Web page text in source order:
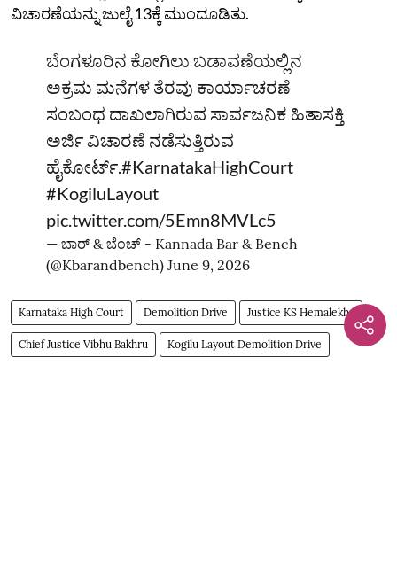
ವಿಚಾರಣೆಯನ್ನು ಜುಲೈ 13ಕ್ಕೆ ಮುಂದೂಡಿತು.
ಬೆಂಗಳೂರಿನ ಕೋಗಿಲು ಬಡಾವಣೆಯಲ್ಲಿನ
ಅಕ್ರಮ ಮನೆಗಳ ತೆರವು ಕಾರ್ಯಾಚರಣೆ
ಸಂಬಂಧ ದಾಖಲಾಗಿರುವ ಸಾರ್ವಜನಿಕ ಹಿತಾಸಕ್ತಿ
ಅರ್ಜಿ ವಿಚಾರಣೆ ನಡೆಸುತ್ತಿರುವ
ಹೈಕೋರ್ಟ್‌.#KarnatakaHighCourt
#KogiluLayout
pic.twitter.com/5Emn8MVLc5
— ಬಾರ್‌ & ಬೆಂಚ್ - Kannada Bar & Bench
(@Kbarandbench) June 9, 2026
Karnataka High Court Demolition Drive Justice KS Hemalekha
Chief Justice Vibhu Bakhru Kogilu Layout Demolition Drive